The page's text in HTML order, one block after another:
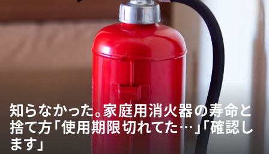
知らなかった。家庭用消火器の寿命と
捨て方「使用期限切れてた…」「確認し
ます」